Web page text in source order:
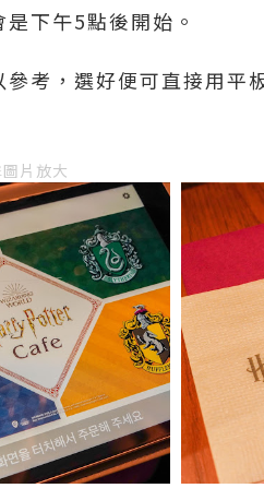
下午5點後開始。
考，選好便可直接用平
片放大